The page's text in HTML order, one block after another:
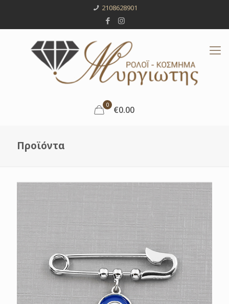
2108628901
0 €0.00
Προϊόντα